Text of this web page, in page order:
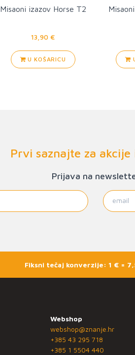
Misaoni izazov Horse T2
13,90 €
U KOŠARICU
Prvi saznajte za akcije
Prijava na
Fiksni tečaj konverzije: 1 € =
Webshop
webshop@znanje.hr
+385 43 295 718
+385 1 5504 440